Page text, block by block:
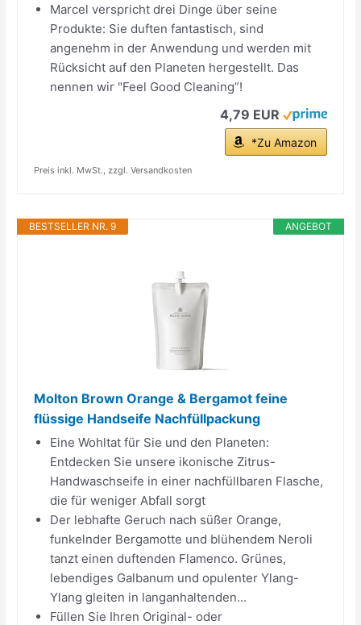
Marcel verspricht drei Dinge über seine
Produkte: Sie duften fantastisch, sind
angenehm in der Anwendung und werden mit
Rücksicht auf den Planeten hergestellt. Das
nennen wir "Feel Good Cleaning”!
4,79 EUR
*Zu Amazon
Preis inkl. MwSt., zzgl. Versandkosten
ANGEBOT
BESTSELLER NR. 9
Molton Brown Orange & Bergamot feine
flüssige Handseife Nachfüllpackung
Eine Wohltat für Sie und den Planeten:
Entdecken Sie unsere ikonische Zitrus-
Handwaschseife in einer nachfüllbaren Flasche,
die für weniger Abfall sorgt
Der lebhafte Geruch nach süßer Orange,
funkelnder Bergamotte und blühendem Neroli
tanzt einen duftenden Flamenco. Grünes,
lebendiges Galbanum und opulenter Ylang-
Ylang gleiten in langanhaltenden...
Füllen Sie Ihren Original- oder